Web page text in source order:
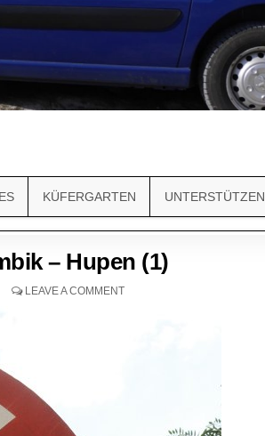
KÜFERGARTEN UNTERSTÜTZEN
– Hupen (1)
LEAVE A COMMENT